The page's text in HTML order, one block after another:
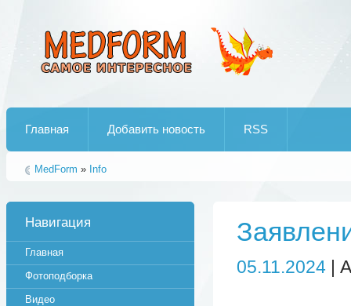
Главная Добавить новость RSS
MedForm » Info
05.11.2024 |
Навигация
Главная
Фотоподборка
Видео